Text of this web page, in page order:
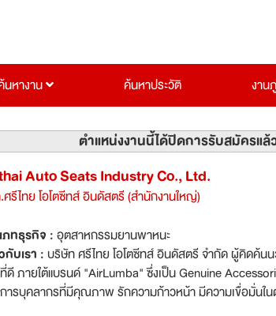
นหางาน ค้นหาประวัติ งา
ตำแหน่งงานนี้ได้ปิดการรับสมัครแล้
Auto Seats Industry Co., Ltd.
รีไทย โอโตซีทส์ อินดัสตรี (สำนักงานใหญ่)
ภทธุรกิจ :อุตสาหกรรมยานพาหนะ
กับเรา :บริษัท ศรีไทย โอโตซีทส์ อินดัสตรี จำกัด ผู้คิดค้น
ดี ภายใต้แบรนด์ "AirLumba" ซึ่งเป็น Genuine
ารบุคลากรที่มีคุณภาพ รักความก้าวหน้า มีความเขื่อมั่นใน